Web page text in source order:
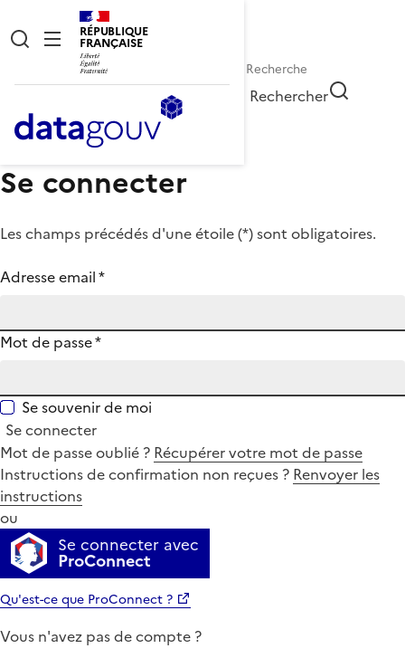
RÉPUBLIQUE
FRANÇAISE
Rechercher
Se connecter
Les champs précédés d'une étoile (*) sont obligatoires.
Adresse email*
Mot de passe*
Se souvenir de moi
Se connecter
Mot de passe oublié ? Récupérer votre mot de passe
Instructions de confirmation non reçues ? Renvoyer les
instructions
ou
Se connecter avec
ProConnect
Qu'est-ce que ProConnect ?
Vous n'avez pas de compte ?